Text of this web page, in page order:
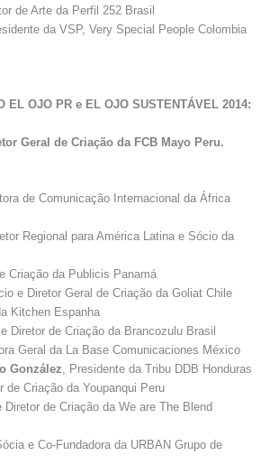
de Arte da Perfil 252 Brasil
da VSP, Very Special People Colombia
EL OJO PR e EL OJO SUSTENTÁVEL 2014:
Geral de Criação da FCB Mayo Peru.
de Comunicação Internacional da África
Regional para América Latina e Sócio da
Criação da Publicis Panamá
e Diretor Geral de Criação da Goliat Chile
Kitchen Espanha
Diretor de Criação da Brancozulu Brasil
Geral da La Base Comunicaciones México
González, Presidente da Tribu DDB Honduras
de Criação da Youpanqui Peru
Diretor de Criação da We are The Blend
e Co-Fundadora da URBAN Grupo de